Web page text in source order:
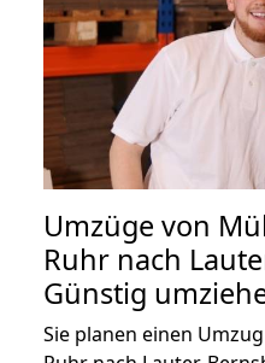
Umzüge von
Ruhr nach
Günstig
Sie planen einen